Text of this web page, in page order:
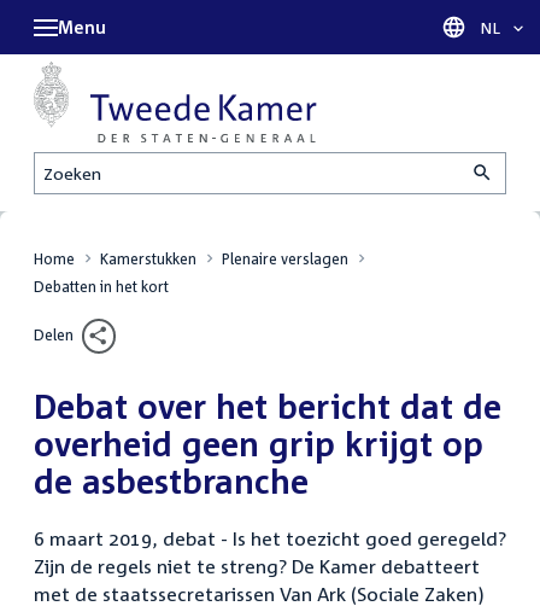
Zoeken
Menu Taal
NL
Home Kamerstukken
Plenaire verslagen
Debatten in het kort
Delen
Debat over het bericht dat de
overheid geen grip krijgt op
de asbestbranche
6 maart 2019, debat - Is het toezicht goed geregeld?
Zijn de regels niet te streng? De Kamer debatteert
met de staatssecretarissen Van Ark (Sociale Zaken)